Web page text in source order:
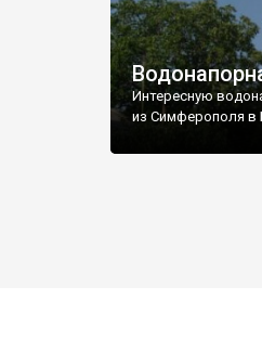
Интересную
из Симферополя в